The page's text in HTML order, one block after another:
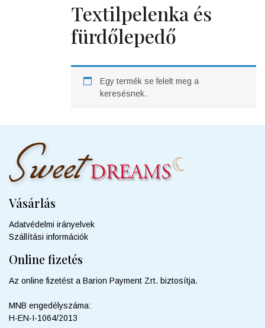
Textilpelenka és
fürdőlepedő
Egy termék se felelt meg a
keresésnek.
Vásárlás
Adatvédelmi irányelvek
Szállítási információk
Online fizetés
Az online fizetést a Barion Payment Zrt. biztosítja.
MNB engedélyszáma:
H-EN-I-1064/2013